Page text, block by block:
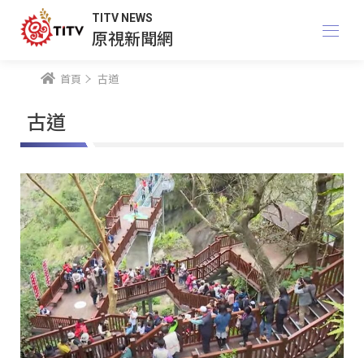
TITV NEWS
原視新聞網
首頁 古道
古道